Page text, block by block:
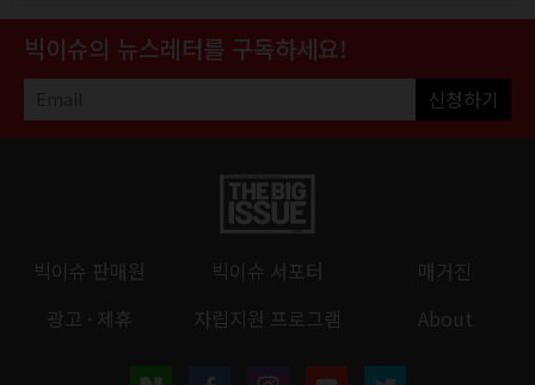
빅이슈의 뉴스레터를 구독하세요!
신청하기
빅이슈 판매원 빅이슈 서포터
매거진
광고 · 제휴
자립지원 프로그램 About